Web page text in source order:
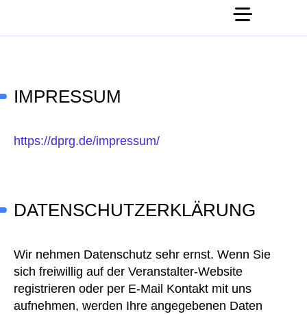
IMPRESSUM
https://dprg.de/impressum/
DATENSCHUTZERKLÄRUNG
Wir nehmen Datenschutz sehr ernst. Wenn Sie
sich freiwillig auf der Veranstalter-Website
registrieren oder per E-Mail Kontakt mit uns
aufnehmen, werden Ihre angegebenen Daten